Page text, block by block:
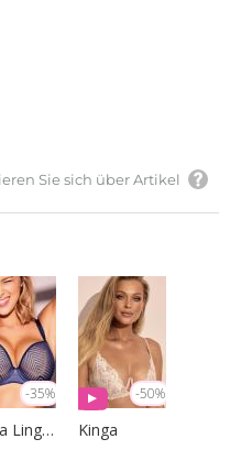
Sie sich über Artikel
-35%
Freya Lingerie
-50%
Kinga